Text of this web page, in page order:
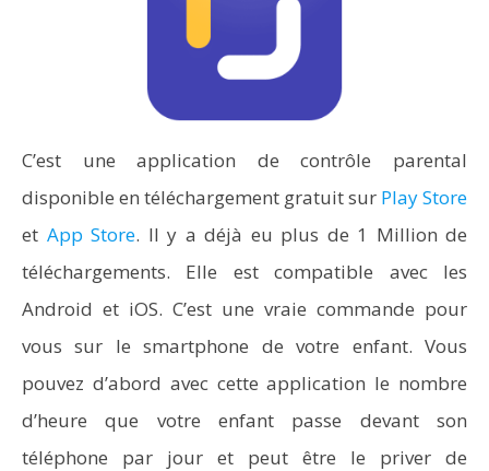
C’est une application de contrôle parental
disponible en téléchargement gratuit sur Play Store
et App Store. Il y a déjà eu plus de 1 Million de
téléchargements. Elle est compatible avec les
Android et iOS. C’est une vraie commande pour
vous sur le smartphone de votre enfant. Vous
pouvez d’abord avec cette application le nombre
d’heure que votre enfant passe devant son
téléphone par jour et peut être le priver de